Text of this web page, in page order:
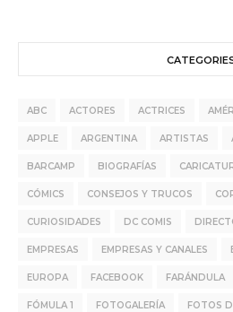
ABC ACTORES ACTRICES
APPLE ARGENTINA ARTISTAS
BARCAMP BIOGRAFÍAS
CÓMICS CONSEJOS Y TRUCOS
CURIOSIDADES DC COMIS
EMPRESAS EMPRESAS Y CANALES
EUROPA FACEBOOK FARÁNDULA
FÓMULA 1 FOTOGALERÍA FOTOS